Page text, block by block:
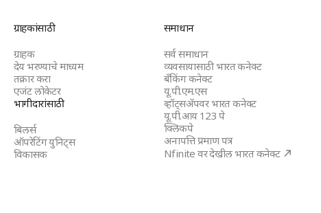
BBPS
ग्राहकांसाठी
ग्राहक
देय भरण्याचे माध्यम
तक्रार करा
एजंट लोकेटर
भागीदारांसाठी
बिलर्स
ऑपरेटिंग युनिट्स
विकासक
समाधान
सर्व समाधान
व्यवसायासाठी भारत कनेक्ट
बँकिंग कनेक्ट
यू.पी.एम.एस
व्हॉट्सॲपवर भारत कनेक्ट
यू.पी.आय 123 पे
क्लिकपे
अनापत्ति प्रमाण पत्र
Nfinite वर देखील भारत कनेक्ट